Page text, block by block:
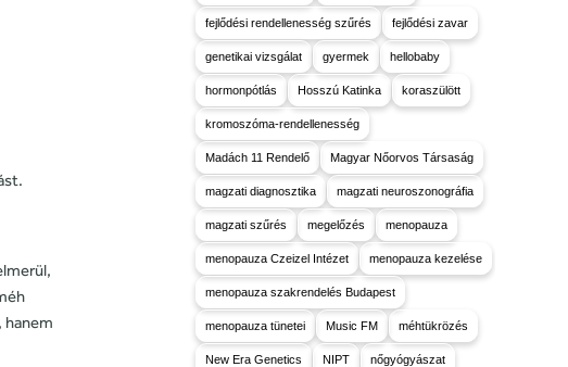
hanem
fejlődési rendellenesség szűrés fejlődési zavar
genetikai vizsgálat gyermek hellobaby
hormonpótlás Hosszú Katinka koraszülött
kromoszóma-rendellenesség
Madách 11 Rendelő Magyar Nőorvos Társaság
magzati diagnosztika magzati neuroszonográfia
magzati szűrés megelőzés menopauza
menopauza Czeizel Intézet menopauza kezelése
menopauza szakrendelés Budapest
menopauza tünetei Music FM méhtükrözés
New Era Genetics NIPT nőgyógyászat